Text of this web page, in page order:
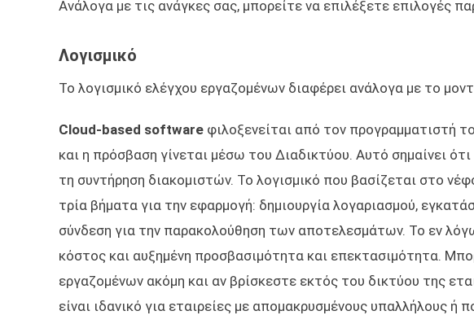
Ανάλογα με τις ανάγκες σας, μπορείτε να επιλέξετε επιλογές
Λογισμικό
Το λογισμικό ελέγχου εργαζομένων διαφέρει ανάλογα με το
Cloud-based software φιλοξενείται από τον προγραμματιστή
και η πρόσβαση γίνεται μέσω του Διαδικτύου. Αυτό σημαίνει
τη συντήρηση διακομιστών. Το λογισμικό που βασίζεται στο
τρία βήματα για την εφαρμογή: δημιουργία λογαριασμού,
σύνδεση για την παρακολούθηση των αποτελεσμάτων. Το εν
κόστος και αυξημένη προσβασιμότητα και επεκτασιμότητα.
εργαζομένων ακόμη και αν βρίσκεστε εκτός του δικτύου της
είναι ιδανικό για εταιρείες με απομακρυσμένους υπαλλήλους ή